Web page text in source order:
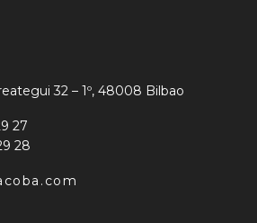
32 – 1º, 48008 Bilbao
27
28